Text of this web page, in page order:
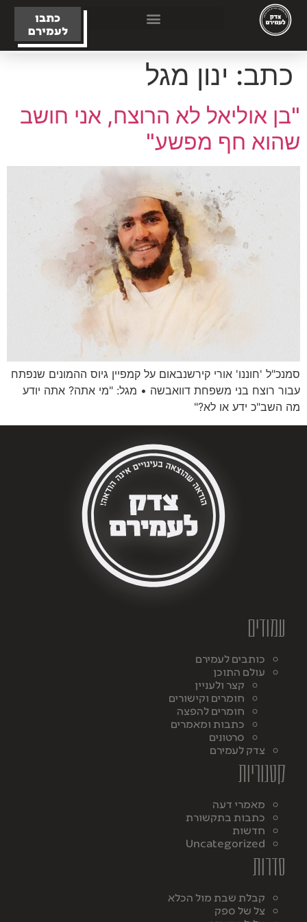
כתבו
לעמירם
כתב: ינון מגל
"בן אוליאל לא הרוצח, אני חושב
שהוא חף מפשע"
סמנכ"ל 'חוננו' אורי קירשנבאום על קמפיין גיוס ההמונים שנפתח
עבור רוצח בני משפחת דוואבשה • מגל: "מי אתה? אתה יודע
מה השב"כ ידע או לא?"
עמודים
כותבים לעמירם
עולם התוכן
קצר ולעניין
חומרים וקישורים
חומרים להפצה
כתבות ומאמרים
סרטונים
צדק לעמירם
קטגוריות
מאמרי דעה
כתבות בתקשורת
חדשות
Uncategorized
סדרות
קבלת שבת מול הכלא
צל של ספק